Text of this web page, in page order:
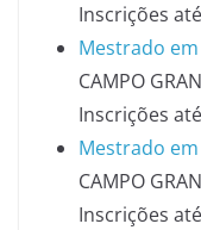
Inscrições
Mestrado
CAMPO
Inscrições
Mestrado
CAMPO
Inscrições